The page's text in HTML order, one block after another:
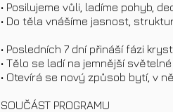
• Posilujeme vůli, ladíme pohyb,
• Do těla vnášíme jasnost,
• Posledních 7 dní přináší fázi
• Tělo se ladí na jemnější
• Otevírá se nový způsob bytí, v
SOUČÁST PROGRAMU